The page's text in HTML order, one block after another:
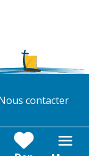
contacter